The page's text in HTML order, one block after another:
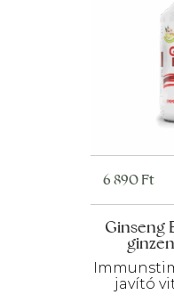
Ginseng
javító
6 890Ft